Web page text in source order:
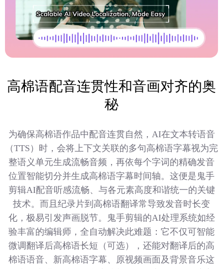
高棉语配音连贯性和音画对齐的奥
秘
为确保高棉语作品中配音连贯自然，AI在文本转语音
（TTS）时，会将上下文关联的多句高棉语字幕视为完
整语义单元生成流畅音频，再依每个字词的精确发音
位置智能切分并生成高棉语字幕时间轴。这便是鬼手
剪辑AI配音听感流畅、与各元素高度和谐统一的关键
技术。而且纪录片到高棉语翻译常导致发音时长变
化，极易引发声画脱节。鬼手剪辑的AI处理系统如经
验丰富的编辑师，全自动解决此难题：它不仅可智能
微调翻译后高棉语长短（可选），还能对翻译后的高
棉语语音、新高棉语字幕、原视频画面及背景音乐这